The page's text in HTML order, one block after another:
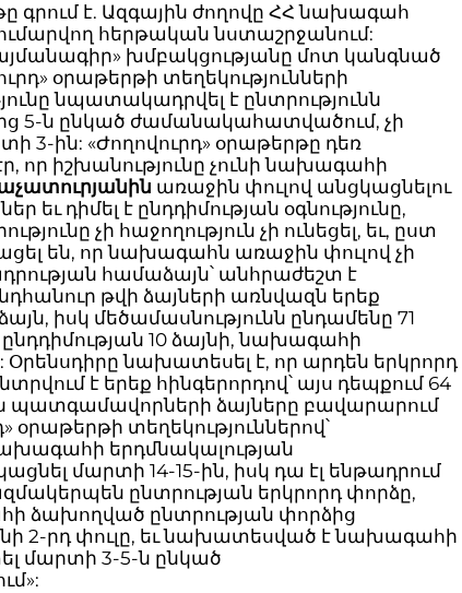
գրում է. Ազգային ժողովը ՀՀ նախագահ
հերթական նստաշրջանում:
խմբակցությանը մոտ կանգնած
օրաթերթի տեղեկությունների
նպատակադրվել է ընտրությունն
5-ն ընկած ժամանակահատվածում, չի
3-ին: «Ժողովուրդ» օրաթերթը դեռ
որ իշխանությունը չունի նախագահի
առաջին փուլով անցկացնելու
եւ դիմել է ընդդիմության օգնությունը,
չի հաջողություն չի ունեցել, եւ, ըստ
են, որ նախագահն առաջին փուլով չի
համաձայն՝ անհրաժեշտ է
թվի ձայների առնվազն երեք
իսկ մեծամասնությունն ընդամենը 71
10 ձայնի, նախագահի
Օրենսդիրը նախատեսել է, որ արդեն երկրորդ
է երեք հինգերորդով՝ այս դեպքում 64
պատգամավորների ձայները բավարարում
օրաթերթի տեղեկություններով՝
երդմնակալության
մարտի 14-15-ին, իսկ դա էլ ենթադրում
ընտրության երկրորդ փորձը,
ձախողված ընտրության փորձից
2-րդ փուլը, եւ նախատեսված է նախագահի
մարտի 3-5-ն ընկած